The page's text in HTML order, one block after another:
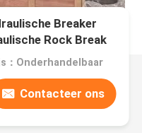
Breaker
Rock Break
：Onderhandelbaar
Contacteer ons